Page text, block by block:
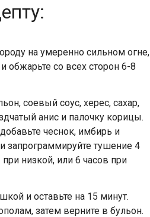
на умеренно сильном огне,
обжарьте со всех сторон 6-8
соевый соус, херес, сахар,
анис и палочку корицы.
чеснок, имбирь и
запрограммируйте тушение 4
низкой, или 6 часов при
и оставьте на 15 минут.
затем верните в бульон.